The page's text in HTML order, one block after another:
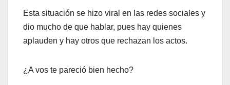
Esta situación se hizo viral en las redes sociales y
dio mucho de que hablar, pues hay quienes
aplauden y hay otros que rechazan los actos.
¿A vos te pareció bien hecho?